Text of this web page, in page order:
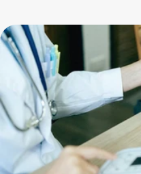
常人腎絲球過濾率是100分（
有逐年退化現象，60分以下就表示有病變。
延緩腎臟惡化：控制血壓、血糖、
疾病的控制管理也要透過適當
用藥一開始注重在排糖，後
纖維化的作用，不僅保護血
醫師診所這一兩年追蹤了四
之一患者在完整使用降壓、
續，檢查結果為「急性腎衰
知⋯⋯